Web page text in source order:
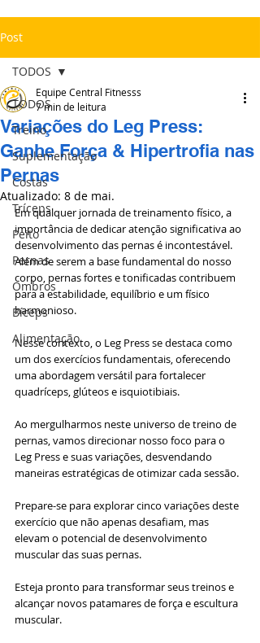
Post
TODOS
Treino
Suplementação
Costas
Tríceps
Peito
Pernas
Ombros
Bíceps
Alimentação
TODOS
Variações do Leg Press:
Ganhe Força & Hipertrofia nas
Pernas
Equipe Central Fitnesss
7 min de leitura
Atualizado: 8 de mai.
Em qualquer jornada de treinamento físico, a
importância de dedicar atenção significativa ao
desenvolvimento das pernas é incontestável.
Além de serem a base fundamental do nosso
corpo, pernas fortes e tonificadas contribuem
para a estabilidade, equilíbrio e um físico
harmonioso.
Nesse contexto, o Leg Press se destaca como
um dos exercícios fundamentais, oferecendo
uma abordagem versátil para fortalecer
quadríceps, glúteos e isquiotibiais.
Ao mergulharmos neste universo de treino de
pernas, vamos direcionar nosso foco para o
Leg Press e suas variações, desvendando
maneiras estratégicas de otimizar cada sessão.
Prepare-se para explorar cinco variações deste
exercício que não apenas desafiam, mas
elevam o potencial de desenvolvimento
muscular das suas pernas.
Esteja pronto para transformar seus treinos e
alcançar novos patamares de força e escultura
muscular.